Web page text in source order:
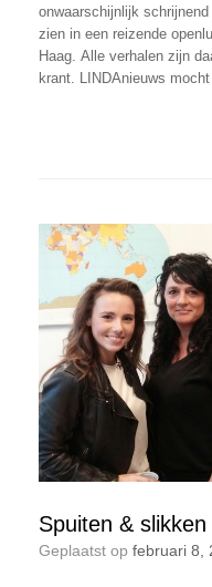
onwaarschijnlijk
zien in een reizende
Haag. Alle verhalen zijn
krant. LINDAnieuws
Spuiten & slikken
Geplaatst op februari 8,